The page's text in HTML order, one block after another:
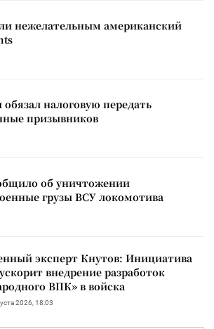
нежелательным американский
налоговую передать
призывников
об уничтожении
грузы ВСУ локомотива
эксперт Кнутов: Инициатива
внедрение разработок
ВПК» в войска
2026, 18:03